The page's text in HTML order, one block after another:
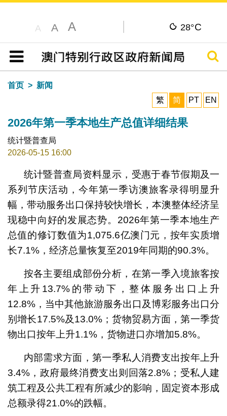
A A A 28°C
目录
搜寻
首页
新闻
繁
简 PT EN
2026年第一季本地生产总值详细结果
统计暨普查局
2026-05-15 16:00
统计暨普查局资料显示，受惠于春节假期及一
系列节庆活动，今年第一季访澳旅客录得明显升
幅，带动服务出口保持较快增长，本澳整体经济呈
现稳中向好的发展态势。2026年第一季本地生产
总值的修订数值为1,075.6亿澳门元，按年实质增
长7.1%，经济总量恢复至2019年同期的90.3%。
按各主要组成部份分析，在第一季入境旅客按
年上升13.7%的带动下，整体服务出口上升
12.8%，当中其他旅游服务出口及博彩服务出口分
别增长17.5%及13.0%；货物贸易方面，第一季货
物出口按年上升1.1%，货物进口亦增加5.8%。
内部需求方面，第一季私人消费支出按年上升
3.4%，政府最终消费支出则回落2.8%；受私人建
筑工程及公共工程有所减少的影响，固定资本形成
总额录得21.0%的跌幅。